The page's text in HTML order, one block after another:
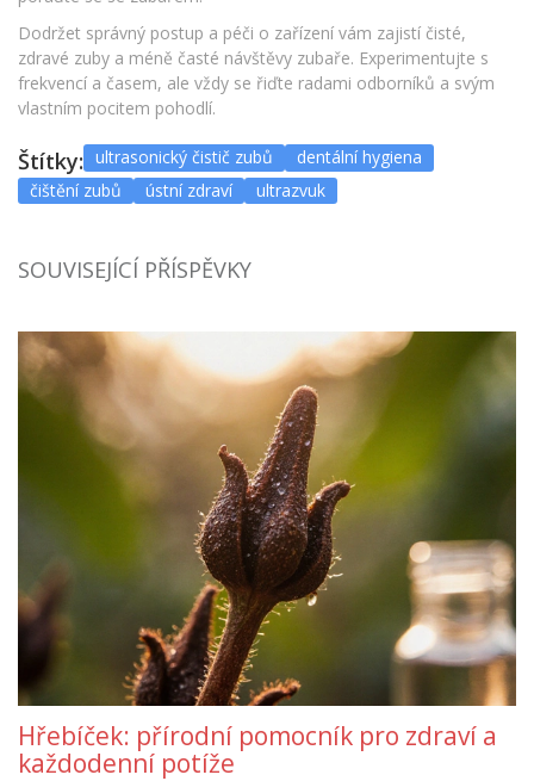
Dodržet správný postup a péči o zařízení vám zajistí čisté,
zdravé zuby a méně časté návštěvy zubaře. Experimentujte s
frekvencí a časem, ale vždy se řiďte radami odborníků a svým
vlastním pocitem pohodlí.
Štítky: ultrasonický čistič zubů
dentální hygiena
čištění zubů
ústní zdraví ultrazvuk
SOUVISEJÍCÍ PŘÍSPĚVKY
Hřebíček: přírodní pomocník pro zdraví a
každodenní potíže